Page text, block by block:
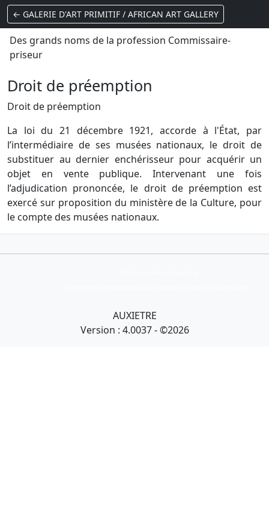
← GALERIE D'ART PRIMITIF / AFRICAN ART GALLERY
Des grands noms de la profession Commissaire-
priseur
Droit de préemption
Droit de préemption
La loi du 21 décembre 1921, accorde à l'État, par
l’intermédiaire de ses musées nationaux, le droit de
substituer au dernier enchérisseur pour acquérir un
objet en vente publique. Intervenant une fois
l’adjudication prononcée, le droit de préemption est
exercé sur proposition du ministère de la Culture, pour
le compte des musées nationaux.
AUXIETRE
Version : 4.0037 - ©2026